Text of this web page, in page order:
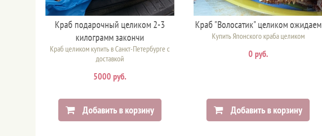
Краб подарочный целиком 2-3
килограмм закончи
Краб целиком купить в Санкт-Петербурге с
доставкой
5000 руб.
Добавить в корзину
Краб "Волосатик" целиком ожидаем
Купить Японского краба целиком
0 руб.
Добавить в корзину